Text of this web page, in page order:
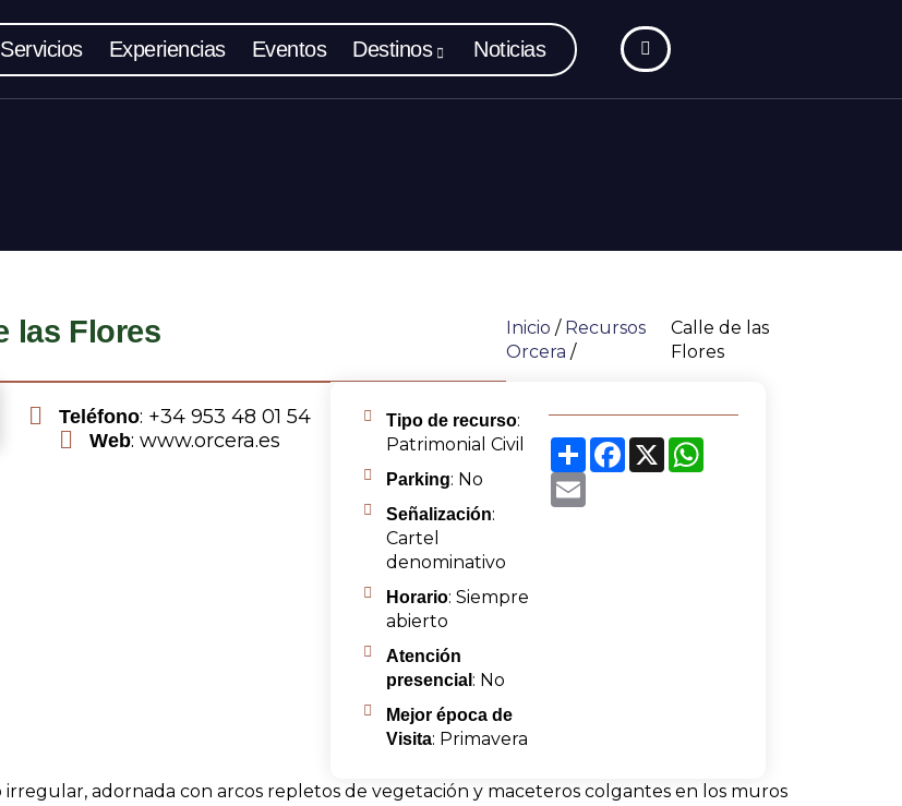
Servicios Experiencias Eventos Destinos Noticias
las Flores Inicio / Recursos
Orcera /
Calle de las
Flores
Teléfono: +34 953 48 01 54
Web: www.orcera.es
Tipo de recurso:
Patrimonial Civil
Parking: No
Señalización:
Cartel
denominativo
Horario: Siempre
abierto
Atención
presencial : No
Mejor época de
Visita: Primavera
ShareFacebook
X
WhatsApp
Email
adornada con arcos repletos de vegetación y maceteros colgantes en los muros